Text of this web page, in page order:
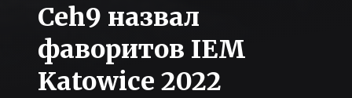
Ceh9 назвал
фаворитов IEM
Katowice 2022